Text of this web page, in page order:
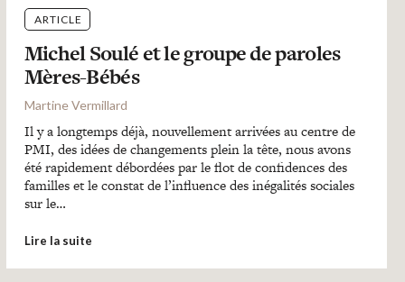
ARTICLE
Michel Soulé et le groupe de paroles
Mères-Bébés
Martine Vermillard
Il y a longtemps déjà, nouvellement arrivées au centre de
PMI, des idées de changements plein la tête, nous avons
été rapidement débordées par le flot de confidences des
familles et le constat de l’influence des inégalités sociales
sur le…
Lire la suite